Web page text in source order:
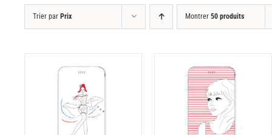
Trier par Prix Montrer 50 produits
CHOIX DES OPTIONS
CE
/
CHOIX DES OPTIONS
CE
/ DÉTAILS